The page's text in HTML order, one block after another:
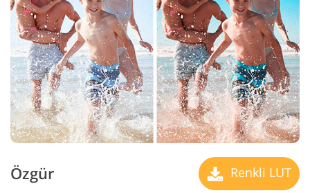
Özgür Renkli LUT